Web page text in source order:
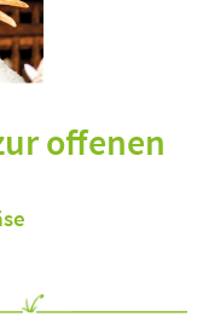
offenen